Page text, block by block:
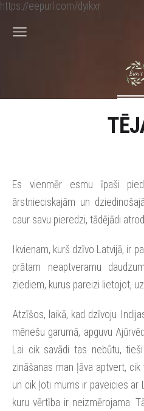
https://eepurl.com/dyikxr
Es vienmēr esmu īpaši
ārstnieciskajām un
caur savu pieredzi, tādējādi
Ikvienam, kurš dzīvo Latvijā, ir
prātam neaptveramu
ziediem, kurus pareizi lietojot,
Atzīšos, laikā, kad dzīvoju
mēnešu garumā, apguvu
Lai cik savādi tas nebūtu,
zināšanas man ļāva aptvert,
un cik ļoti mums ir paveicies ar
kuru vērtība ir neizmērojama.